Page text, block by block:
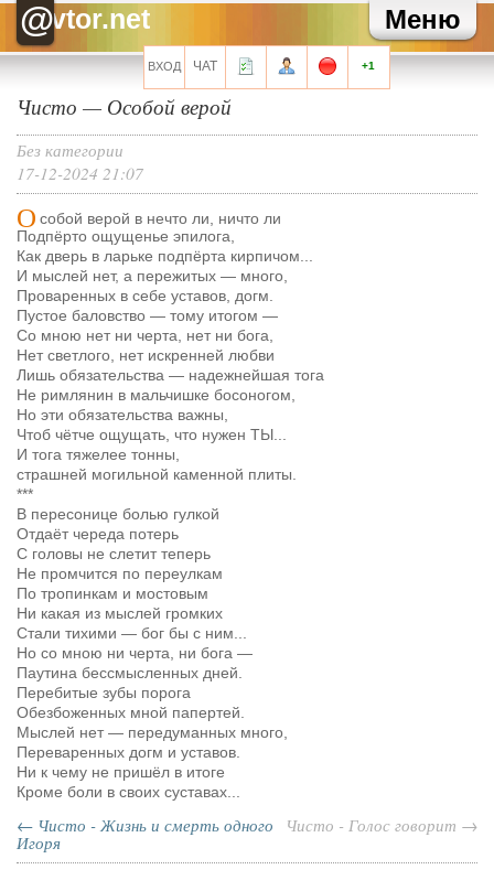
Меню
@vtor.net
Головной убор
с днем рождения, Полина!
Головной убор
обычно я всегда все путаю, но ведь сегодня же у Кофе
день рождения?
Придворный Шут
Без привет!!!
Все сообщения мини-чата
Запомнить?
Регистрация
Забыли свой пароль?
Перейти на полную версию
ВХОД ЧАТ +1
Чисто — Особой верой
Без категории
17-12-2024 21:07
О собой верой в нечто ли, ничто ли
Подпёрто ощущенье эпилога,
Как дверь в ларьке подпёрта кирпичом...
И мыслей нет, а пережитых — много,
Проваренных в себе уставов, догм.
Пустое баловство — тому итогом —
Со мною нет ни черта, нет ни бога,
Нет светлого, нет искренней любви
Лишь обязательства — надежнейшая тога
Не римлянин в мальчишке босоногом,
Но эти обязательства важны,
Чтоб чётче ощущать, что нужен ТЫ...
И тога тяжелее тонны,
страшней могильной каменной плиты.
***
В пересонице болью гулкой
Отдаёт череда потерь
С головы не слетит теперь
Не промчится по переулкам
По тропинкам и мостовым
Ни какая из мыслей громких
Стали тихими — бог бы с ним...
Но со мною ни черта, ни бога —
Паутина бессмысленных дней.
Перебитые зубы порога
Обезбоженных мной папертей.
Мыслей нет — передуманных много,
Переваренных догм и уставов.
Ни к чему не пришёл в итоге
Кроме боли в своих суставах...
Чисто - Голос говорит →
← Чисто - Жизнь и смерть одного
Игоря